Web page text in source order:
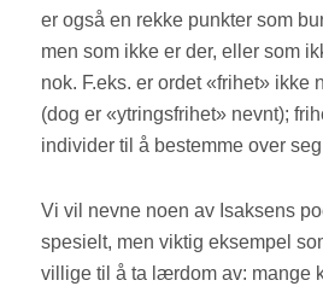
er også en rekke punkter som
men som ikke er der, eller som
nok. F.eks. er ordet «frihet» ikke
(dog er «ytringsfrihet» nevnt);
individer til å bestemme over
Vi vil nevne noen av Isaksens
spesielt, men viktig eksempel
villige til å ta lærdom av: mange